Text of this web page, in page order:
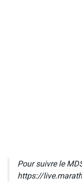
Pour suivre le
https://